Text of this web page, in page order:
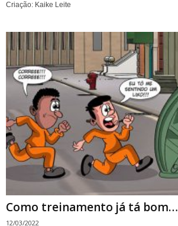
Criação: Kaike Leite
Como treinamento já tá bom…
12/03/2022